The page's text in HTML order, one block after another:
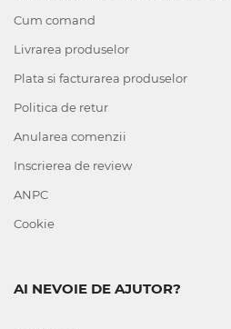
Cum comand
Livrarea produselor
Plata si facturarea produselor
Politica de retur
Anularea comenzii
Inscrierea de review
ANPC
Cookie
AI NEVOIE DE AJUTOR?